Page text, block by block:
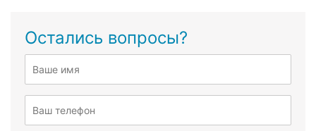
Остались вопросы?